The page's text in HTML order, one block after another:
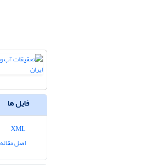
فایل ها
اصل مقاله